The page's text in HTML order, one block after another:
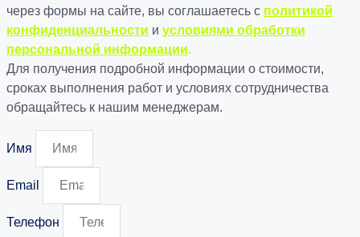
через формы на сайте, вы соглашаетесь с политикой
конфиденциальности и условиями обработки
персональной информации.
Для получения подробной информации о стоимости,
сроках выполнения работ и условиях сотрудничества
обращайтесь к нашим менеджерам.
Имя
Email
Телефон